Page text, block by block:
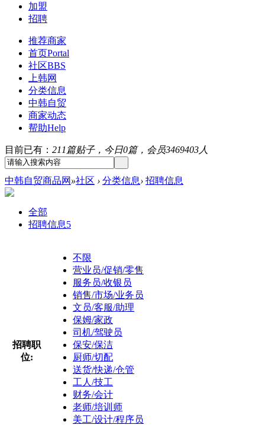
加盟
招聘
推荐商家
首页Portal
社区BBS
上韩网
分类信息
中韩自贸
商家动态
帮助Help
目前已有： 211篇贴子，今日0篇，会员3469403人
中韩自贸商品网 »社区 › 分类信息› 招聘信息
全部
招聘信息5
招聘职
位:
不限
营业员/促销/零售
服务员/收银员
销售/市场/业务员
文员/客服/助理
保姆/家政
司机/驾驶员
保安/保洁
厨师/切配
送货/快递/仓管
工人/技工
财务/会计
老师/培训师
美工/设计/程序员